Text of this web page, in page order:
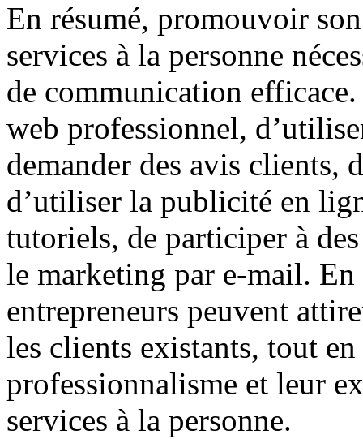
En résumé, promouvoir
services à la personne
de communication
web professionnel,
demander des avis clients,
d’utiliser la publicité en
tutoriels, de participer à
le marketing par e-mail.
entrepreneurs peuvent
les clients existants, tout
professionnalisme et leur
services à la personne.